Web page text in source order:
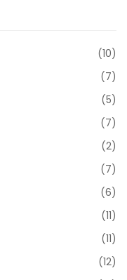
(10)
(7)
(5)
(7)
(2)
(7)
(6)
(11)
(11)
(12)